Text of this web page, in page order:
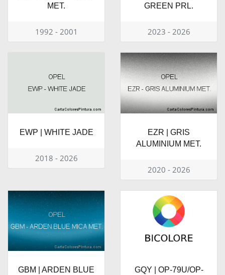
MET.
1992 - 2001
GREEN PRL.
2023 - 2026
EWP | WHITE JADE
2018 - 2026
EZR | GRIS
ALUMINIUM MET.
2020 - 2026
GBM | ARDEN BLUE
GQY | OP-79U/OP-